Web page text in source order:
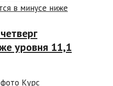
уровня 11,1
Курс